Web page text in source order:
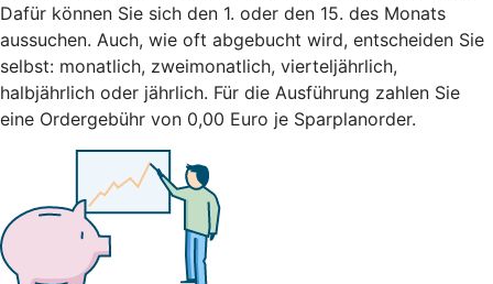
Dafür können Sie sich den 1. oder den 15. des Monats
aussuchen. Auch, wie oft abgebucht wird, entscheiden Sie
selbst: monatlich, zweimonatlich, vierteljährlich,
halbjährlich oder jährlich. Für die Ausführung zahlen Sie
eine Ordergebühr von 0,00 Euro je Sparplanorder.